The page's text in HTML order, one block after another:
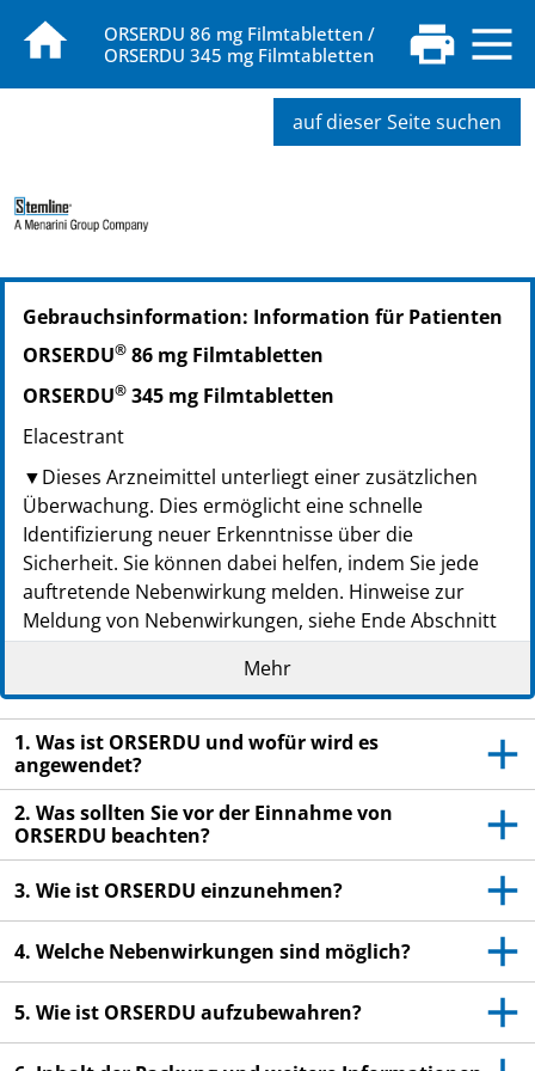
ORSERDU 86 mg Filmtabletten /
ORSERDU 345 mg Filmtabletten
auf dieser Seite suchen
PZN: 18772157
PPN: 111877215717
Gebrauchsinformation: Information für Patienten
ORSERDU® 86 mg Filmtabletten
ORSERDU® 345 mg Filmtabletten
Elacestrant
▼Dieses Arzneimittel unterliegt einer zusätzlichen
Überwachung. Dies ermöglicht eine schnelle
Identifizierung neuer Erkenntnisse über die
Sicherheit. Sie können dabei helfen, indem Sie jede
auftretende Nebenwirkung melden. Hinweise zur
Meldung von Nebenwirkungen, siehe Ende Abschnitt
4.
Lesen Sie die gesamte Packungsbeilage sorgfältig
durch, bevor Sie mit der Einnahme dieses
Arzneimittels beginnen, denn sie enthält wichtige
Informationen.
Heben Sie die Packungsbeilage auf. Vielleicht
möchten Sie diese später nochmals lesen.
an Ihren Arzt oder Apotheker.
Dieses Arzneimittel wurde Ihnen persönlich
verschrieben. Geben Sie es nicht an Dritte weiter.
Es kann anderen Menschen schaden, auch wenn
Mehr
1. Was ist ORSERDU und wofür wird es
angewendet?
2. Was sollten Sie vor der Einnahme von
ORSERDU beachten?
3. Wie ist ORSERDU einzunehmen?
4. Welche Nebenwirkungen sind möglich?
5. Wie ist ORSERDU aufzubewahren?